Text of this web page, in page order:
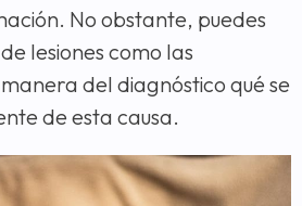
No obstante, puedes
lesiones como las
del diagnóstico qué se
de esta causa.